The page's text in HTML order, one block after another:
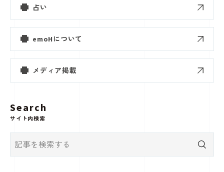
占い
emoHについて
メディア掲載
Search
サイト内検索